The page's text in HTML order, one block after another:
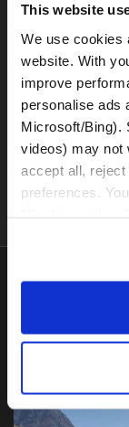
This website
We use cookies
website. With
improve
personalise ads
Microsoft/Bing).
videos) may not
accept all,
preferences.